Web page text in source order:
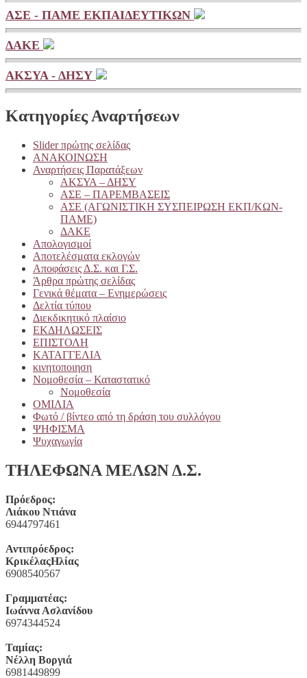
ΑΣΕ - ΠΑΜΕ ΕΚΠΑΙΔΕΥΤΙΚΩΝ
ΔΑΚΕ
ΑΚΣΥΑ - ΔΗΣΥ
Κατηγορίες Αναρτήσεων
Slider πρώτης σελίδας
ΑΝΑΚΟΙΝΩΣΗ
Αναρτήσεις Παρατάξεων
ΑΚΣΥΑ – ΔΗΣΥ
ΑΣΕ – ΠΑΡΕΜΒΑΣΕΙΣ
ΑΣΕ (ΑΓΩΝΙΣΤΙΚΗ ΣΥΣΠΕΙΡΩΣΗ ΕΚΠ/ΚΩΝ-
ΠΑΜΕ)
ΔΑΚΕ
Απολογισμοί
Αποτελέσματα εκλογών
Αποφάσεις Δ.Σ. και Γ.Σ.
Άρθρα πρώτης σελίδας
Γενικά θέματα – Ενημερώσεις
Δελτία τύπου
Διεκδικητικό πλαίσιο
ΕΚΔΗΛΩΣΕΙΣ
ΕΠΙΣΤΟΛΗ
ΚΑΤΑΓΓΕΛΙΑ
κινητοποιηση
Νομοθεσία – Καταστατικό
Νομοθεσία
ΟΜΙΛΙΑ
Φωτό / βίντεο από τη δράση του συλλόγου
ΨΗΦΙΣΜΑ
Ψυχαγωγία
ΤΗΛΕΦΩΝΑ ΜΕΛΩΝ Δ.Σ.
Πρόεδρος:
Λιάκου Ντιάνα
6944797461
Αντιπρόεδρος:
ΚρικέλαςΗλίας
6908540567
Γραμματέας:
Ιωάννα Ασλανίδου
6974344524
Ταμίας:
Νέλλη Βοργιά
6981449899